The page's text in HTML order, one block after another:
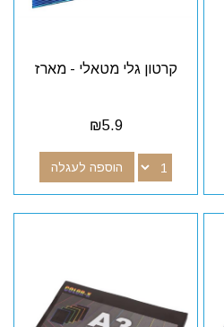
קרטון גלי מטאלי - מארז
₪5.9
הוספה לעגלה